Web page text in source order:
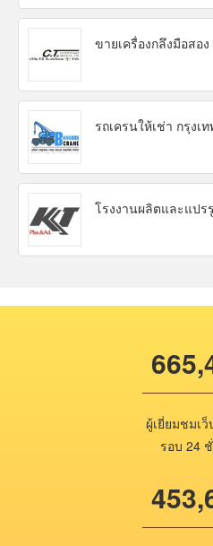
ขายเครื่องกลึงมือสอ
รถเครนให้เช่า กรุงเ
โรงงานผลิตและแปร
ผู้เยี่ยมชมเ
รอบ 24